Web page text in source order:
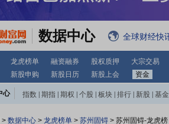
数据中心 全球财经快
龙虎榜单 融资融券 股权质押 大宗交易
新股申购 新股日历 新股上会 资金
心 指数 期指 期权 个股 板块 排行 新股 基金
> 数据中心 > 龙虎榜单 > 苏州固锝 > 苏州固锝-龙虎榜